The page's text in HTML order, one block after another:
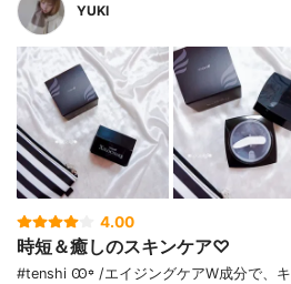
YUKI
4.00
時短＆癒しのスキンケア♡
#tenshi Ꙭ꙳ / エイジングケアW成分で、